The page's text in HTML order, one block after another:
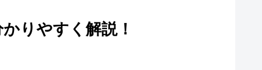
りやすく解説！